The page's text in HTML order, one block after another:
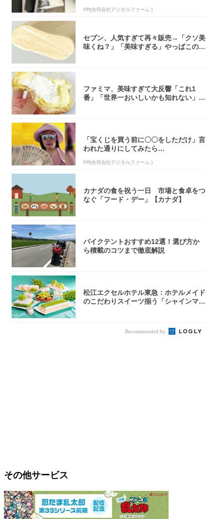
PR(合同会社デジタルファーム )
セブン、人気すぎて再々販売→「クソ美
味くね？」「美味すぎる」やっぱこのク
ファミマ、美味すぎて大反響「これ1
番」「世界一おいしいかも知れない」
「宝くじを買う前に〇〇をしただけ」言
われた通りにしてみたら…
PR(合同会社デジタルファーム )
カナダの食を祝う一日 市場と食卓をつ
なぐ「フード・デー」【カナダ】
バイクテントおすすめ12選！選び方か
ら積載のコツまで徹底解説
松江エクセルホテル東急：ホテルメイド
のこだわりスイーツ揃う「シャインマス
Recommended by
その他サービス